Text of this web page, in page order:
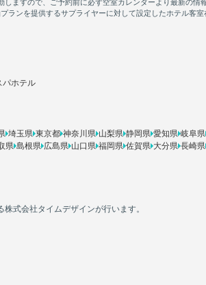
パホテル
埼玉県 東京都 神奈川県 山梨県 静岡県 愛知県 岐阜県
県 島根県 広島県 山口県 福岡県 佐賀県 大分県 長崎県
式会社タイムデザインが行います。